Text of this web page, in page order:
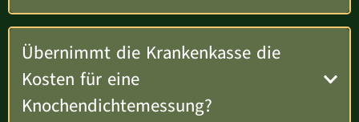
Übernimmt die Krankenkasse die
Kosten für eine
Knochendichtemessung?